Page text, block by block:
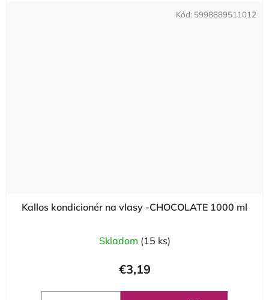
Kallos kondicionér na vlasy -CHOCOLATE 1000 ml
Skladom (15 ks)
€3,19
Kód: 5998889511012